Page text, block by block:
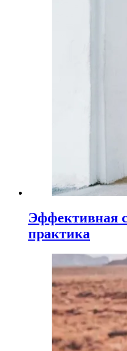
Эффективная
практика